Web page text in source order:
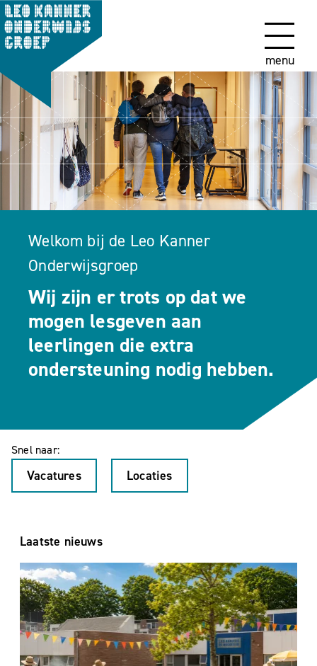
menu
Welkom bij de Leo Kanner
Onderwijsgroep
Wij zijn er trots op dat we
mogen lesgeven aan
leerlingen die extra
ondersteuning nodig hebben.
Snel naar:
Vacatures Locaties
Laatste nieuws